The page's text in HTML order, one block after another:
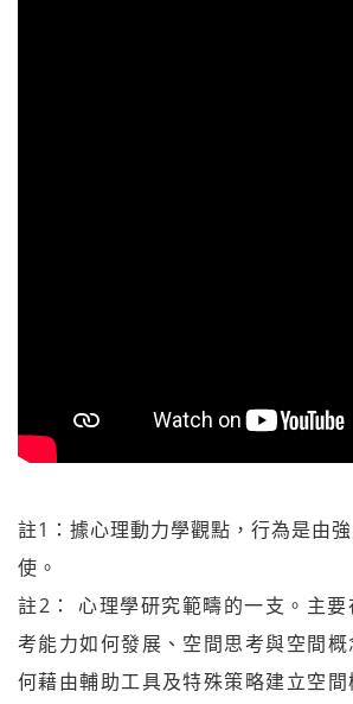
註1：據心理動力學觀點，行為是由
使。
註2： 心理學研究範疇的一支。主
考能力如何發展、空間思考與空間
何藉由輔助工具及特殊策略建立空